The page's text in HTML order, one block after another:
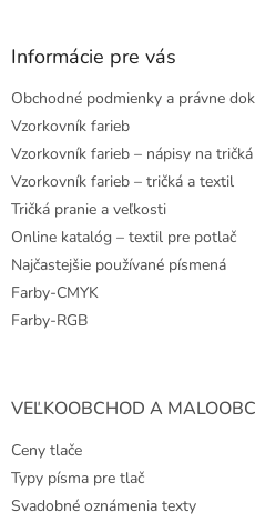
Informácie pre vás
Obchodné podmienky a právne
Vzorkovník farieb
Vzorkovník farieb – nápisy na tričká
Vzorkovník farieb – tričká a textil
Tričká pranie a veľkosti
Online katalóg – textil pre potlač
Najčastejšie používané písmená
Farby-CMYK
Farby-RGB
VEĽKOOBCHOD A
Ceny tlače
Typy písma pre tlač
Svadobné oznámenia texty